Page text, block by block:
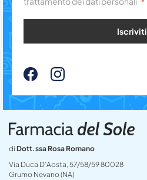
di Dott.ssa Rosa Romano
Via Duca D’Aosta, 57/58/59 80028
Grumo Nevano (NA)
Iscriviti